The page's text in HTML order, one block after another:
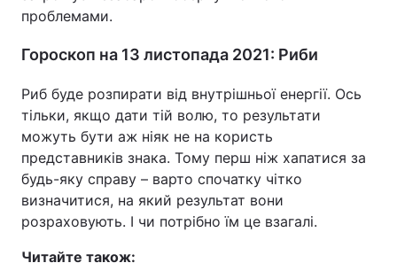
проблемами.
Гороскоп на 13 листопада 2021: Риби
Риб буде розпирати від внутрішньої енергії. Ось
тільки, якщо дати тій волю, то результати
можуть бути аж ніяк не на користь
представників знака. Тому перш ніж хапатися за
будь-яку справу – варто спочатку чітко
визначитися, на який результат вони
розраховують. І чи потрібно їм це взагалі.
Читайте також: